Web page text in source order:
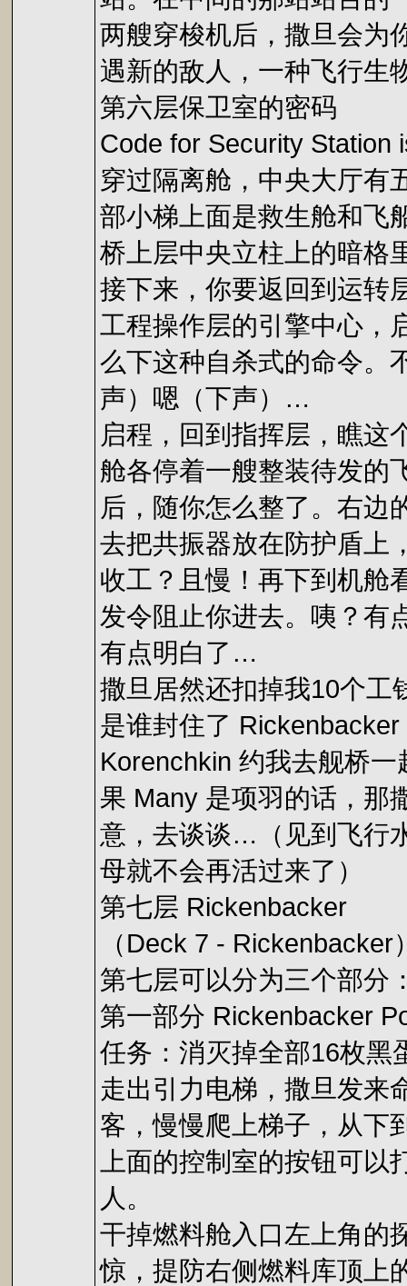
两艘穿梭机后，撒旦会为
遇新的敌人，一种飞行生
第六层保卫室的密码
Code for Security Station
穿过隔离舱，中央大厅有
部小梯上面是救生舱和飞
桥上层中央立柱上的暗格
接下来，你要返回到运转
工程操作层的引擎中心，
么下这种自杀式的命令。
声）嗯（下声）…
启程，回到指挥层，瞧这
舱各停着一艘整装待发的
后，随你怎么整了。右边
去把共振器放在防护盾上
收工？且慢！再下到机舱
发令阻止你进去。咦？有
有点明白了…
撒旦居然还扣掉我10个
是谁封住了
Korenchkin 约我去舰桥
果 Many 是项羽的话，那
意，去谈谈…（见到飞行
母就不会再活过来了）
第七层 Rickenbacker
（Deck 7 - Rickenbacker
第七层可以分为三个部分
第一部分 Rickenbacker
任务：消灭掉全部16枚黑
走出引力电梯，撒旦发
客，慢慢爬上梯子，从下
上面的控制室的按钮可
人。
干掉燃料舱入口左上角的
惊，提防右侧燃料库顶上